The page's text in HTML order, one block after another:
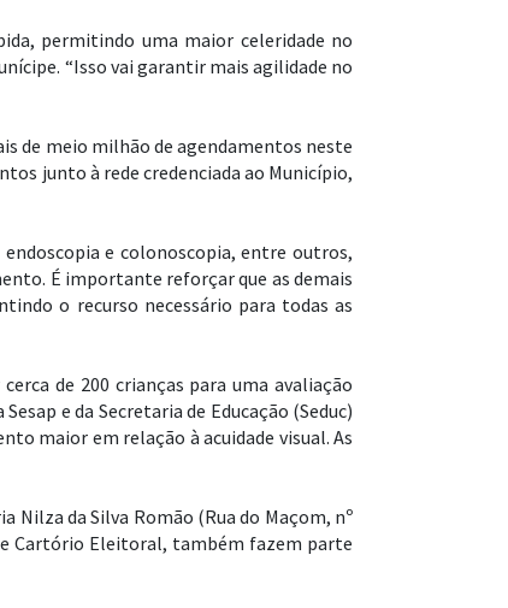
permitindo uma maior celeridade no
“Isso vai garantir mais agilidade no
de meio milhão de agendamentos neste
junto à rede credenciada ao Município,
e colonoscopia, entre outros,
É importante reforçar que as demais
o recurso necessário para todas as
de 200 crianças para uma avaliação
e da Secretaria de Educação (Seduc)
maior em relação à acuidade visual. As
Nilza da Silva Romão (Rua do Maçom, nº
e Cartório Eleitoral, também fazem parte